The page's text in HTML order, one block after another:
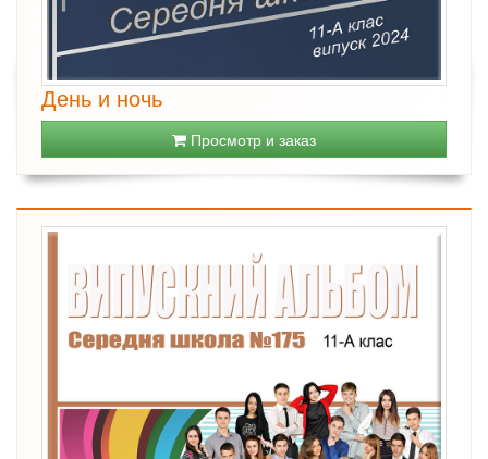
День и ночь
Просмотр и заказ